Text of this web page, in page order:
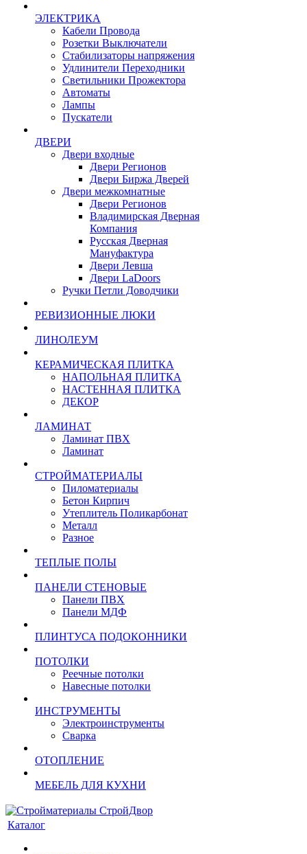
ЭЛЕКТРИКА
Кабели Провода
Розетки Выключатели
Стабилизаторы напряжения
Удлинители Переходники
Светильники Прожектора
Автоматы
Лампы
Пускатели
ДВЕРИ
Двери входные
Двери Регионов
Двери Биржа Дверей
Двери межкомнатные
Двери Регионов
Владимирская Дверная
Компания
Русская Дверная
Мануфактура
Двери Левша
Двери LaDoors
Ручки Петли Доводчики
РЕВИЗИОННЫЕ ЛЮКИ
ЛИНОЛЕУМ
КЕРАМИЧЕСКАЯ ПЛИТКА
НАПОЛЬНАЯ ПЛИТКА
НАСТЕННАЯ ПЛИТКА
ДЕКОР
ЛАМИНАТ
Ламинат ПВХ
Ламинат
СТРОЙМАТЕРИАЛЫ
Пиломатериалы
Бетон Кирпич
Утеплитель Поликарбонат
Металл
Разное
ТЕПЛЫЕ ПОЛЫ
ПАНЕЛИ СТЕНОВЫЕ
Панели ПВХ
Панели МДФ
ПЛИНТУСА ПОДОКОННИКИ
ПОТОЛКИ
Реечные потолки
Навесные потолки
ИНСТРУМЕНТЫ
Электроинструменты
Сварка
ОТОПЛЕНИЕ
МЕБЕЛЬ ДЛЯ КУХНИ
Каталог